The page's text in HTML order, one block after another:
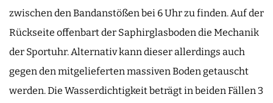
zwischen den Bandanstößen bei 6 Uhr zu finden. Auf der
Rückseite offenbart der Saphirglasboden die Mechanik
der Sportuhr. Alternativ kann dieser allerdings auch
gegen den mitgelieferten massiven Boden getauscht
werden. Die Wasserdichtigkeit beträgt in beiden Fällen 3